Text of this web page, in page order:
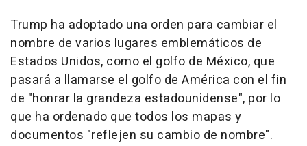
Trump ha adoptado una orden para cambiar el
nombre de varios lugares emblemáticos de
Estados Unidos, como el golfo de México, que
pasará a llamarse el golfo de América con el fin
de "honrar la grandeza estadounidense", por lo
que ha ordenado que todos los mapas y
documentos "reflejen su cambio de nombre".